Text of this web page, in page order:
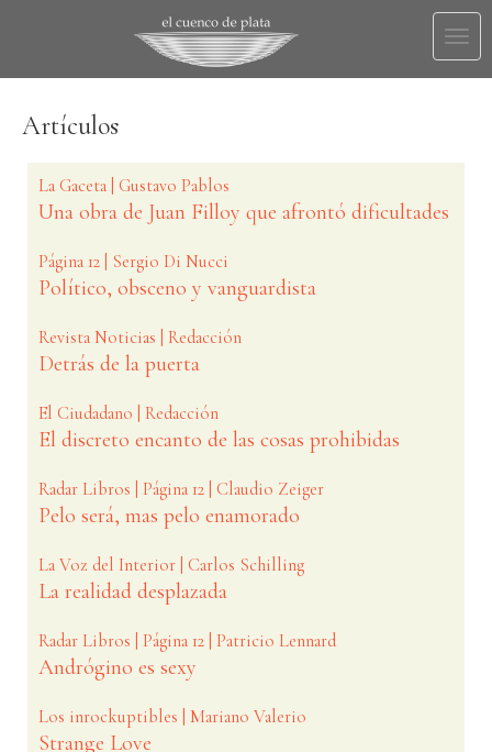
Artículos
La Gaceta | Gustavo Pablos
Una obra de Juan Filloy que afrontó dificultades
Página 12 | Sergio Di Nucci
Político, obsceno y vanguardista
Revista Noticias | Redacción
Detrás de la puerta
El Ciudadano | Redacción
El discreto encanto de las cosas prohibidas
Radar Libros | Página 12 | Claudio Zeiger
Pelo será, mas pelo enamorado
La Voz del Interior | Carlos Schilling
La realidad desplazada
Radar Libros | Página 12 | Patricio Lennard
Andrógino es sexy
Los inrockuptibles | Mariano Valerio
Strange Love